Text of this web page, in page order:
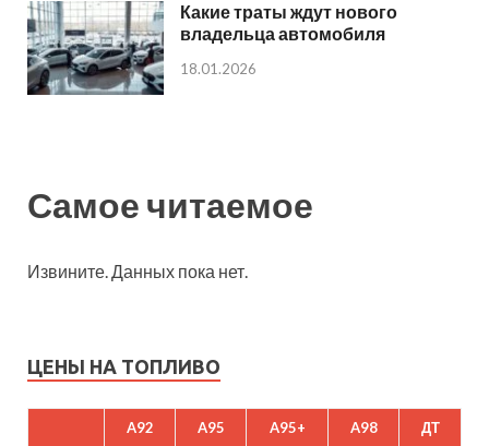
Какие траты ждут нового
владельца автомобиля
18.01.2026
Самое читаемое
Извините. Данных пока нет.
ЦЕНЫ НА ТОПЛИВО
A92 A95 A95+ A98 ДТ